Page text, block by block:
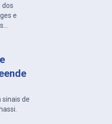
dos
e
de